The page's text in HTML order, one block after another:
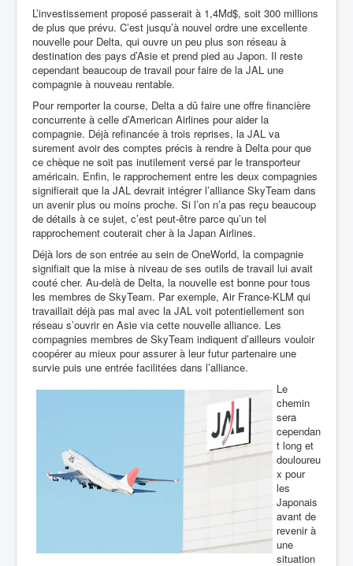
L’investissement proposé passerait à 1,4Md$, soit 300 millions
de plus que prévu. C’est jusqu’à nouvel ordre une excellente
nouvelle pour Delta, qui ouvre un peu plus son réseau à
destination des pays d’Asie et prend pied au Japon. Il reste
cependant beaucoup de travail pour faire de la JAL une
compagnie à nouveau rentable.
Pour remporter la course, Delta a dû faire une offre financière
concurrente à celle d’American Airlines pour aider la
compagnie. Déjà refinancée à trois reprises, la JAL va
surement avoir des comptes précis à rendre à Delta pour que
ce chèque ne soit pas inutilement versé par le transporteur
américain. Enfin, le rapprochement entre les deux compagnies
signifierait que la JAL devrait intégrer l’alliance SkyTeam dans
un avenir plus ou moins proche. Si l’on n’a pas reçu beaucoup
de détails à ce sujet, c’est peut-être parce qu’un tel
rapprochement couterait cher à la Japan Airlines.
Déjà lors de son entrée au sein de OneWorld, la compagnie
signifiait que la mise à niveau de ses outils de travail lui avait
couté cher. Au-delà de Delta, la nouvelle est bonne pour tous
les membres de SkyTeam. Par exemple, Air France-KLM qui
travaillait déjà pas mal avec la JAL voit potentiellement son
réseau s’ouvrir en Asie via cette nouvelle alliance. Les
compagnies membres de SkyTeam indiquent d’ailleurs vouloir
coopérer au mieux pour assurer à leur futur partenaire une
survie puis une entrée facilitées dans l’alliance.
Le
chemin
sera
cependan
t long et
douloureu
x pour
les
Japonais
avant de
revenir à
une
situation